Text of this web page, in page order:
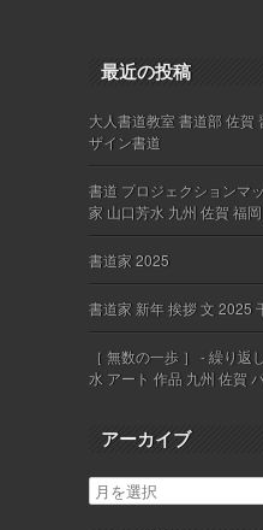
最近の投稿
大人書道教室 書道部 佐賀
ザイン書道
書道 プロジェクションマ
家 山口芳水 九州 佐賀 福岡
書道家 2025
書道家 新年 挨拶 文 2025
［ 無数の一歩 ］ - 繰り
水 アート 作品 九州 佐賀
アーカイブ